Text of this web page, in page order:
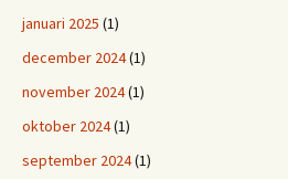
januari 2025 (1)
december 2024(1)
november 2024(1)
oktober 2024(1)
september 2024(1)